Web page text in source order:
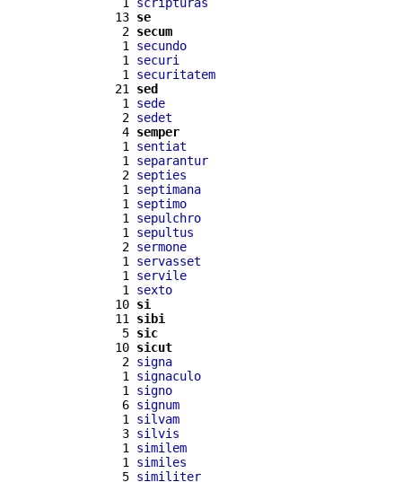
13 se
  2
secum
  1
secundo
  1
securi
  1
securitatem
21 sed
  1
sede
  2
sedet
  4
semper
  1
sentiat
  1
separantur
  2
septies
  1
septimana
  1
septimo
  1
sepulchro
  1
sepultus
  2
sermone
  1
servasset
  1
servile
  1
sexto
10 si
11 sibi
  5
sic
10 sicut
  2
signa
  1
signaculo
  1
signo
  6
signum
  1
silvam
  3
silvis
  1
similem
  1
similes
  5
similiter